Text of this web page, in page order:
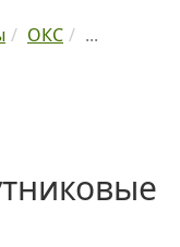
ОКС
...